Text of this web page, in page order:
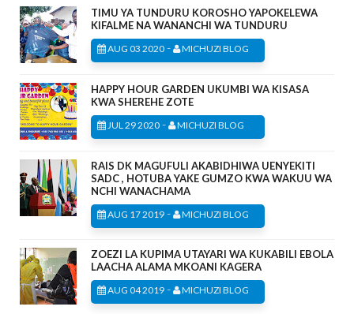
TIMU YA TUNDURU KOROSHO YAPOKELEWA
KIFALME NA WANANCHI WA TUNDURU
AUG 03 2020 - MICHUZI BLOG
HAPPY HOUR GARDEN UKUMBI WA KISASA
KWA SHEREHE ZOTE
JUL 29 2020 - MICHUZI BLOG
RAIS DK MAGUFULI AKABIDHIWA UENYEKITI
SADC , HOTUBA YAKE GUMZO KWA WAKUU WA
NCHI WANACHAMA
AUG 17 2019 - MICHUZI BLOG
ZOEZI LA KUPIMA UTAYARI WA KUKABILI EBOLA
LAACHA ALAMA MKOANI KAGERA
AUG 04 2019 - MICHUZI BLOG